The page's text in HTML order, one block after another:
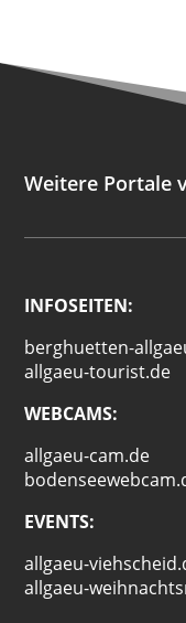
Weitere Portale
INFOSEITEN:
berghuetten-
allgaeu-tourist.de
WEBCAMS:
allgaeu-cam.de
EVENTS:
allgaeu-
allgaeu-